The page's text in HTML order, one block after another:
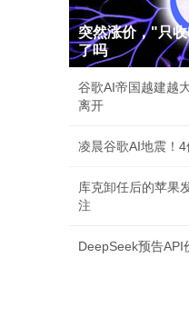
突然涨价，"只
了吗
谷歌AI帝国越建越
离开
凌晨谷歌AI地震！
库克卸任后的苹果
注
DeepSeek预告API